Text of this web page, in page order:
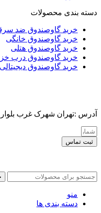
دسته بندی محصولات
خرید گاوصندوق ضد
خرید گاوصندوق خانگی
خرید گاوصندوق هتلی
خرید گاوصندوق درب
خرید گاوصندوق دیجیتالی
آدرس :تهران شهرک غرب بلوار
ثبت تماس
منو
دسته بندی ها